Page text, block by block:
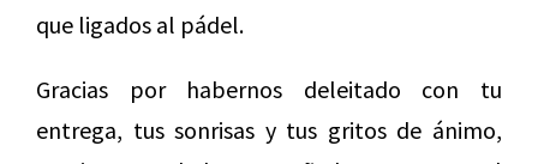
que ligados al pádel.
Gracias por habernos deleitado con tu
entrega, tus sonrisas y tus gritos de ánimo,